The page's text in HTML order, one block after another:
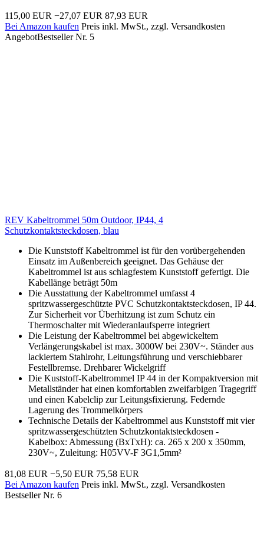
115,00 EUR −27,07 EUR 87,93 EUR
Bei Amazon kaufen Preis inkl. MwSt., zzgl. Versandkosten
AngebotBestseller Nr. 5
REV Kabeltrommel 50m Outdoor, IP44, 4
Schutzkontaktsteckdosen, blau
Die Kunststoff Kabeltrommel ist für den vorübergehenden
Einsatz im Außenbereich geeignet. Das Gehäuse der
Kabeltrommel ist aus schlagfestem Kunststoff gefertigt. Die
Kabellänge beträgt 50m
Die Ausstattung der Kabeltrommel umfasst 4
spritzwassergeschützte PVC Schutzkontaktsteckdosen, IP 44.
Zur Sicherheit vor Überhitzung ist zum Schutz ein
Thermoschalter mit Wiederanlaufsperre integriert
Die Leistung der Kabeltrommel bei abgewickeltem
Verlängerungskabel ist max. 3000W bei 230V~. Ständer aus
lackiertem Stahlrohr, Leitungsführung und verschiebbarer
Festellbremse. Drehbarer Wickelgriff
Die Kuststoff-Kabeltrommel IP 44 in der Kompaktversion mit
Metallständer hat einen komfortablen zweifarbigen Tragegriff
und einen Kabelclip zur Leitungsfixierung. Federnde
Lagerung des Trommelkörpers
Technische Details der Kabeltrommel aus Kunststoff mit vier
spritzwassergeschützten Schutzkontaktsteckdosen -
Kabelbox: Abmessung (BxTxH): ca. 265 x 200 x 350mm,
230V~, Zuleitung: H05VV-F 3G1,5mm²
81,08 EUR −5,50 EUR 75,58 EUR
Bei Amazon kaufen Preis inkl. MwSt., zzgl. Versandkosten
Bestseller Nr. 6